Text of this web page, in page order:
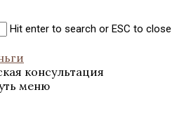
Hit enter to search or ESC to close
консультация
меню